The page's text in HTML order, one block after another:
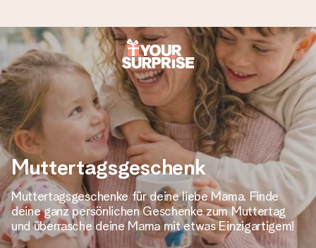
Heute bestellt, in 1 Werktag verschickt
Wir bereiten dein Geschenk sorgfältig vor und schicken es
blitzschnell – damit du es genau zum richtigen Zeitpunkt
überreichen kannst, wenn es am meisten zählt.
4,8 (basierend auf +15.000 Bewertungen)
Unsere Geschenke begeistern. Kunden bewerten uns mit
4,8 bei Google Reviews (Gesamtergebnis aller Länder, in
die wir versenden).
Muttertagsgeschenk
Muttertagsgeschenke für deine liebe Mama. Finde
deine ganz persönlichen Geschenke zum Muttertag
und überrasche deine Mama mit etwas Einzigartigem!